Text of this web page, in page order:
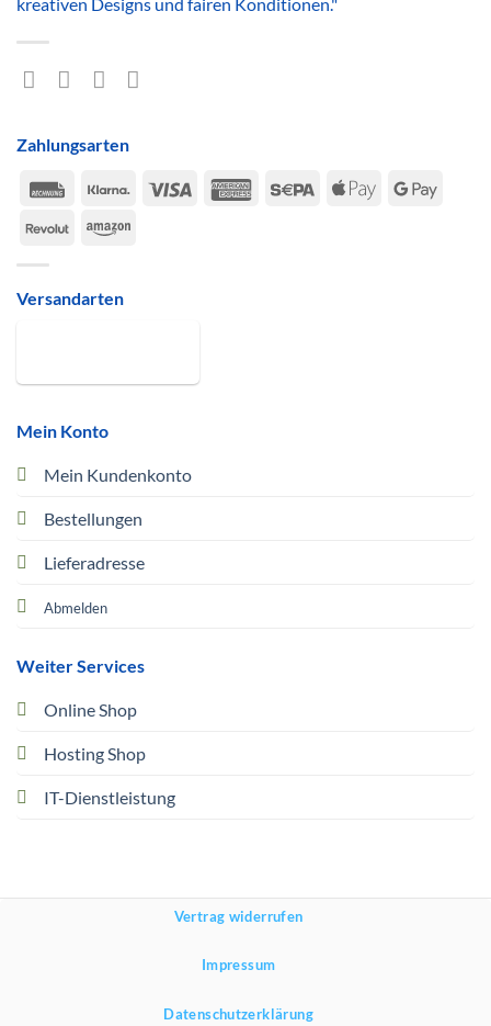
Mein Konto
Mein Kundenkonto
Bestellungen
Lieferadresse
Abmelden
Weiter Services
Online Shop
Hosting Shop
IT-Dienstleistung
Zahlungsarten
Rechung
Klarna Visa
American Sepa
Apple
Google
RevolutAmazon
Versandarten
Vertrag widerrufen
Impressum
Datenschutzerklärung